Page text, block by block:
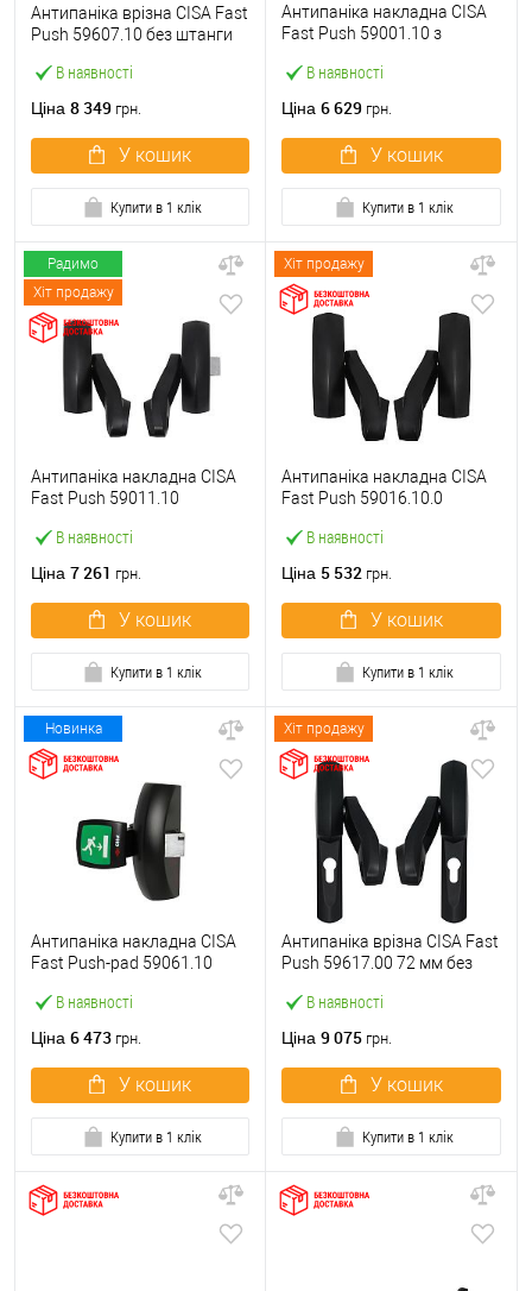
В наявності
Антипаніка врізна CISA Fast
Push 59607.10 без штанги
Ціна 8 349 грн.
У кошик
Купити в 1 клік
В наявності
Антипаніка накладна CISA
Fast Push 59001.10 з
Ціна 6 629 грн.
У кошик
Купити в 1 клік
Радимо
Хіт продажу
В наявності
Антипаніка накладна CISA
Fast Push 59011.10
штанги
Ціна 7 261 грн.
У кошик
Купити в 1 клік
Хіт продажу
В наявності
Антипаніка накладна CISA
Fast Push 59016.10.0
штанги
Ціна 5 532 грн.
У кошик
Купити в 1 клік
Новинка
В наявності
Антипаніка накладна CISA
Fast Push-pad 59061.10
Ціна 6 473 грн.
У кошик
Купити в 1 клік
Хіт продажу
В наявності
Антипаніка врізна CISA Fast
Push 59617.00 72 мм без
Ціна 9 075 грн.
У кошик
Купити в 1 клік